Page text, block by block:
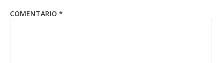
COMENTARIO *